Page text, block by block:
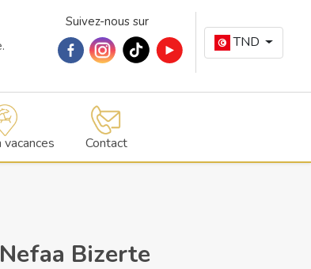
Suivez-nous sur
TND
Contact
Bizerte